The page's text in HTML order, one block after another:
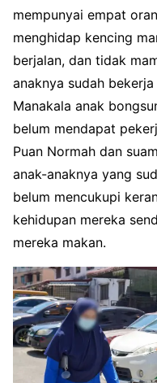
mempunyai empat
menghidap kencing
berjalan, dan tidak
anaknya sudah
Manakala anak
belum mendapat
Puan Normah dan
anak-anaknya yang
belum mencukupi
kehidupan mereka
mereka makan.